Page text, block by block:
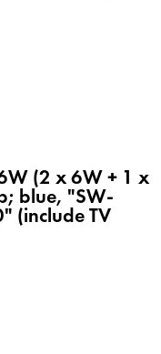
(2 x 6W + 1 x
blue, "SW-
(include TV